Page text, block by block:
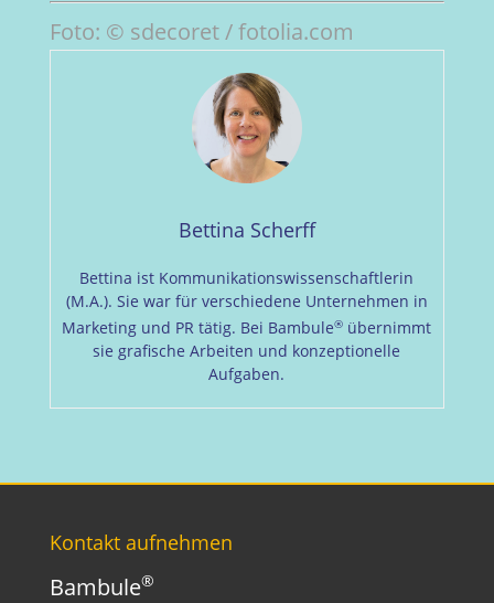
Foto: © sdecoret / fotolia.com
Bettina Scherff
Bettina ist Kommunikationswissenschaftlerin
(M.A.). Sie war für verschiedene Unternehmen in
Marketing und PR tätig. Bei Bambule® übernimmt
sie grafische Arbeiten und konzeptionelle
Aufgaben.
Kontakt aufnehmen
Bambule®